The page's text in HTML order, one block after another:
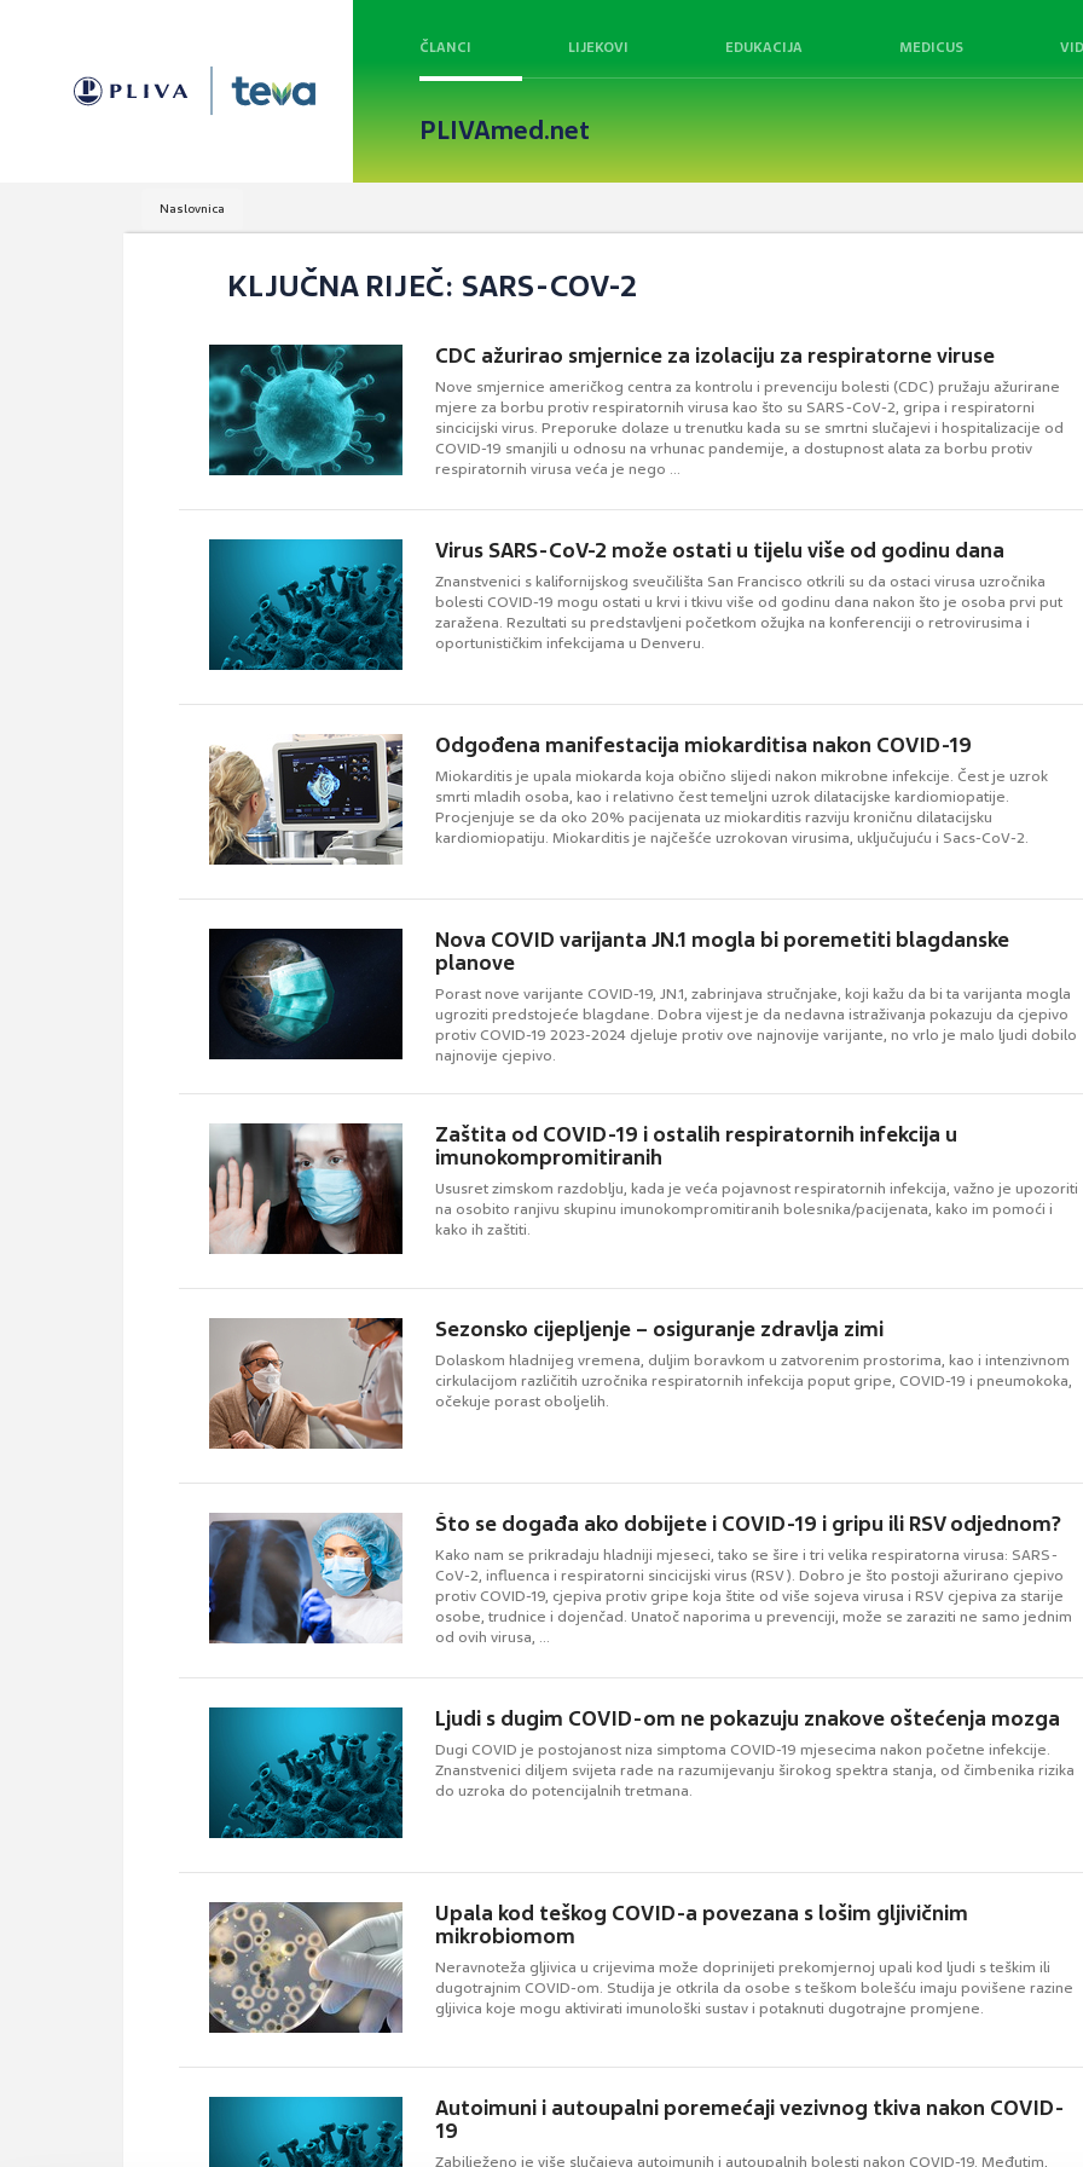
ČLANCI LIJEKOVI EDUKACIJA MEDICUS
PLIVAmed.net
Naslovnica
KLJUČNA RIJEČ: SARS-COV-2
CDC ažurirao smjernice za izolaciju za respiratorne viruse
Nove smjernice američkog centra za kontrolu i prevenciju bolesti (CDC) pružaju ažurirane
mjere za borbu protiv respiratornih virusa kao što su SARS-CoV-2, gripa i respiratorni
sincicijski virus. Preporuke dolaze u trenutku kada su se smrtni slučajevi i hospitalizacije od
COVID-19 smanjili u odnosu na vrhunac pandemije, a dostupnost alata za borbu protiv
respiratornih virusa veća je nego ...
Virus SARS-CoV-2 može ostati u tijelu više od godinu dana
Znanstvenici s kalifornijskog sveučilišta San Francisco otkrili su da ostaci virusa uzročnika
bolesti COVID-19 mogu ostati u krvi i tkivu više od godinu dana nakon što je osoba prvi put
zaražena. Rezultati su predstavljeni početkom ožujka na konferenciji o retrovirusima i
oportunističkim infekcijama u Denveru.
Odgođena manifestacija miokarditisa nakon COVID-19
Miokarditis je upala miokarda koja obično slijedi nakon mikrobne infekcije. Čest je uzrok
smrti mladih osoba, kao i relativno čest temeljni uzrok dilatacijske kardiomiopatije.
Procjenjuje se da oko 20% pacijenata uz miokarditis razviju kroničnu dilatacijsku
kardiomiopatiju. Miokarditis je najčešće uzrokovan virusima, uključujuću i Sacs-CoV-2.
Nova COVID varijanta JN.1 mogla bi poremetiti blagdanske
planove
Porast nove varijante COVID-19, JN.1, zabrinjava stručnjake, koji kažu da bi ta varijanta mogla
ugroziti predstojeće blagdane. Dobra vijest je da nedavna istraživanja pokazuju da cjepivo
protiv COVID-19 2023-2024 djeluje protiv ove najnovije varijante, no vrlo je malo ljudi dobilo
najnovije cjepivo.
Zaštita od COVID-19 i ostalih respiratornih infekcija u
imunokompromitiranih
Ususret zimskom razdoblju, kada je veća pojavnost respiratornih infekcija, važno je upozoriti
na osobito ranjivu skupinu imunokompromitiranih bolesnika/pacijenata, kako im pomoći i
kako ih zaštiti.
Sezonsko cijepljenje – osiguranje zdravlja zimi
Dolaskom hladnijeg vremena, duljim boravkom u zatvorenim prostorima, kao i intenzivnom
cirkulacijom različitih uzročnika respiratornih infekcija poput gripe, COVID-19 i pneumokoka,
očekuje porast oboljelih.
Što se događa ako dobijete i COVID-19 i gripu ili RSV odjednom?
Kako nam se prikradaju hladniji mjeseci, tako se šire i tri velika respiratorna virusa: SARS-
CoV-2, influenca i respiratorni sincicijski virus (RSV). Dobro je što postoji ažurirano cjepivo
protiv COVID-19, cjepiva protiv gripe koja štite od više sojeva virusa i RSV cjepiva za starije
osobe, trudnice i dojenčad. Unatoč naporima u prevenciji, može se zaraziti ne samo jednim
od ovih virusa, ...
Ljudi s dugim COVID-om ne pokazuju znakove oštećenja mozga
Dugi COVID je postojanost niza simptoma COVID-19 mjesecima nakon početne infekcije.
Znanstvenici diljem svijeta rade na razumijevanju širokog spektra stanja, od čimbenika rizika
do uzroka do potencijalnih tretmana.
Upala kod teškog COVID-a povezana s lošim gljivičnim
mikrobiomom
Neravnoteža gljivica u crijevima može doprinijeti prekomjernoj upali kod ljudi s teškim ili
dugotrajnim COVID-om. Studija je otkrila da osobe s teškom bolešću imaju povišene razine
gljivica koje mogu aktivirati imunološki sustav i potaknuti dugotrajne promjene.
Autoimuni i autoupalni poremećaji vezivnog tkiva nakon COVID-
19
Zabilježeno je više slučajeva autoimunih i autoupalnih bolesti nakon COVID-19. Međutim,